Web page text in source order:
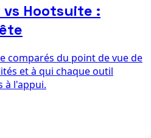
Hootsuite :
comparés du point de vue de
et à qui chaque outil
à l'appui.